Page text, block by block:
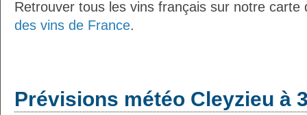
Retrouver tous les vins français sur notre
des vins de France.
Prévisions météo Cleyzieu à